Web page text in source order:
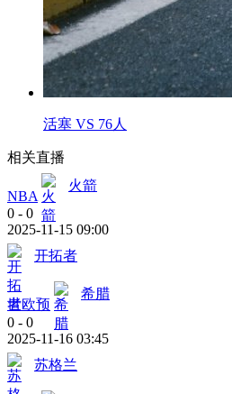
活塞 VS 76人
相关直播
NBA
火箭
0 - 0
2025-11-15 09:00
开拓者
世欧预
希腊
0 - 0
2025-11-16 03:45
苏格兰